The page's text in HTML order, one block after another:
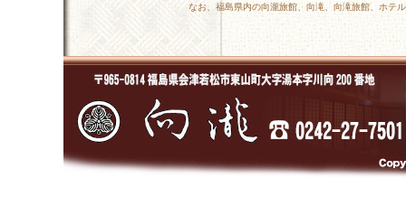
なお、福島県内の向瀧旅館、向滝、向滝旅館、ホテ